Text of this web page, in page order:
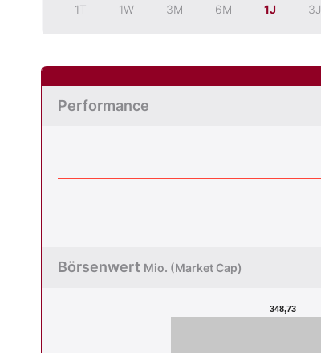
1T 1W 3M 6M 1J 3J
Performance
Börsenwert Mio. (Market Cap)
348,73